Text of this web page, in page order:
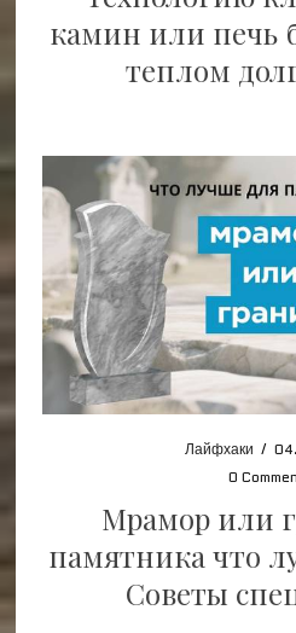
камин или печь
теплом
Лайфхаки /
0
Мрамор или
памятника что
Советы